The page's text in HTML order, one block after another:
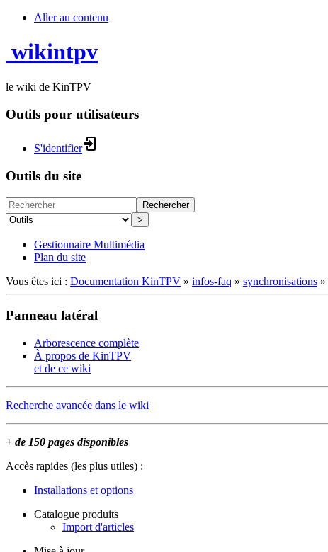
Aller au contenu
wikintpv
le wiki de KinTPV
Outils pour utilisateurs
S'identifier
Outils du site
Rechercher
>
Gestionnaire Multimédia
Plan du site
Vous êtes ici : Documentation KinTPV » infos-faq » synchronisations »
Panneau latéral
Arborescence complète
À propos de KinTPV
et de ce wiki
Recherche avancée dans le wiki
+ de 150 pages disponibles
Accès rapides (les plus utiles) :
Installations et options
Catalogue produits
Import d'articles